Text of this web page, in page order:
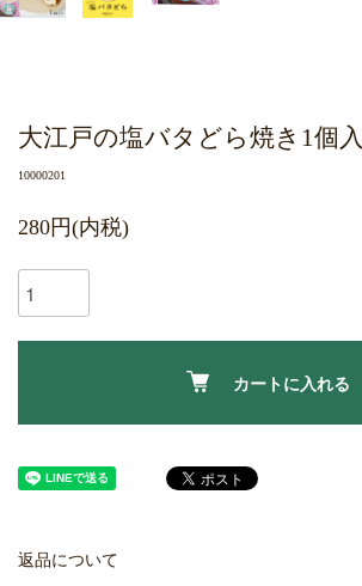
大江戸の塩バタどら焼き1個入
10000201
280円(内税)
カートに入れる
返品について